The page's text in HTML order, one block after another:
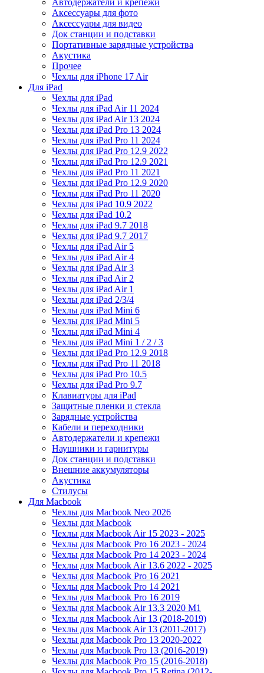
Автодержатели и крепежи
Аксессуары для фото
Аксессуары для видео
Док станции и подставки
Портативные зарядные устройства
Акустика
Прочее
Чехлы для iPhone 17 Air
Для iPad
Чехлы для iPad
Чехлы для iPad Air 11 2024
Чехлы для iPad Air 13 2024
Чехлы для iPad Pro 13 2024
Чехлы для iPad Pro 11 2024
Чехлы для iPad Pro 12.9 2022
Чехлы для iPad Pro 12.9 2021
Чехлы для iPad Pro 11 2021
Чехлы для iPad Pro 12.9 2020
Чехлы для iPad Pro 11 2020
Чехлы для iPad 10.9 2022
Чехлы для iPad 10.2
Чехлы для iPad 9.7 2018
Чехлы для iPad 9.7 2017
Чехлы для iPad Air 5
Чехлы для iPad Air 4
Чехлы для iPad Air 3
Чехлы для iPad Air 2
Чехлы для iPad Air 1
Чехлы для iPad 2/3/4
Чехлы для iPad Mini 6
Чехлы для iPad Mini 5
Чехлы для iPad Mini 4
Чехлы для iPad Mini 1 / 2 / 3
Чехлы для iPad Pro 12.9 2018
Чехлы для iPad Pro 11 2018
Чехлы для iPad Pro 10.5
Чехлы для iPad Pro 9.7
Клавиатуры для iPad
Защитные пленки и стекла
Зарядные устройства
Кабели и переходники
Автодержатели и крепежи
Наушники и гарнитуры
Док станции и подставки
Внешние аккумуляторы
Акустика
Стилусы
Для Macbook
Чехлы для Macbook Neo 2026
Чехлы для Macbook
Чехлы для Macbook Air 15 2023 - 2025
Чехлы для Macbook Pro 16 2023 - 2024
Чехлы для Macbook Pro 14 2023 - 2024
Чехлы для Macbook Air 13.6 2022 - 2025
Чехлы для Macbook Pro 16 2021
Чехлы для Macbook Pro 14 2021
Чехлы для Macbook Pro 16 2019
Чехлы для Macbook Air 13.3 2020 M1
Чехлы для Macbook Air 13 (2018-2019)
Чехлы для Macbook Air 13 (2011-2017)
Чехлы для Macbook Pro 13 2020-2022
Чехлы для Macbook Pro 13 (2016-2019)
Чехлы для Macbook Pro 15 (2016-2018)